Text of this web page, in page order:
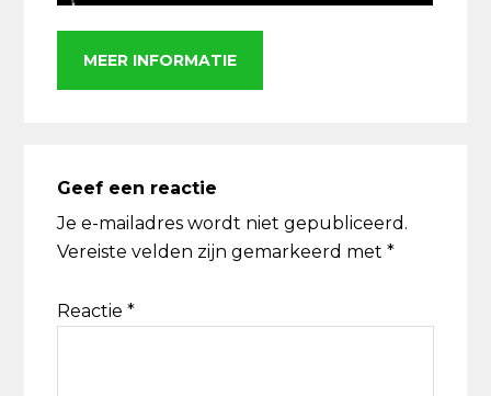
MEER INFORMATIE
Interacties
Geef een reactie
Je e-mailadres wordt niet gepubliceerd.
Vereiste velden zijn gemarkeerd met*
Reactie*